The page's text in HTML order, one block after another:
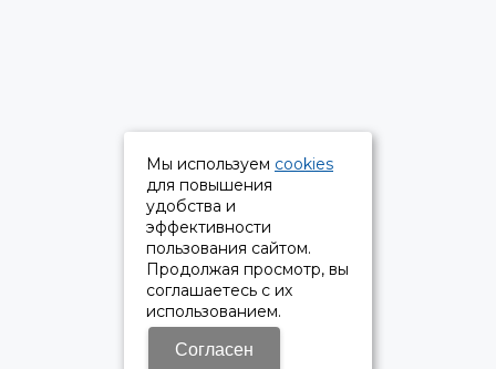
Мы используем cookies
для повышения
удобства и
эффективности
пользования сайтом.
Продолжая просмотр, вы
соглашаетесь с их
использованием.
Согласен